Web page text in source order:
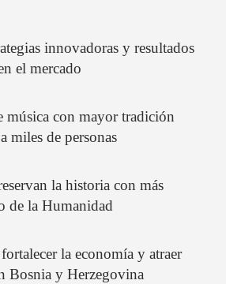
innovadoras y resultados
el mercado
música con mayor tradición
miles de personas
la historia con más
de la Humanidad
la economía y atraer
Bosnia y Herzegovina